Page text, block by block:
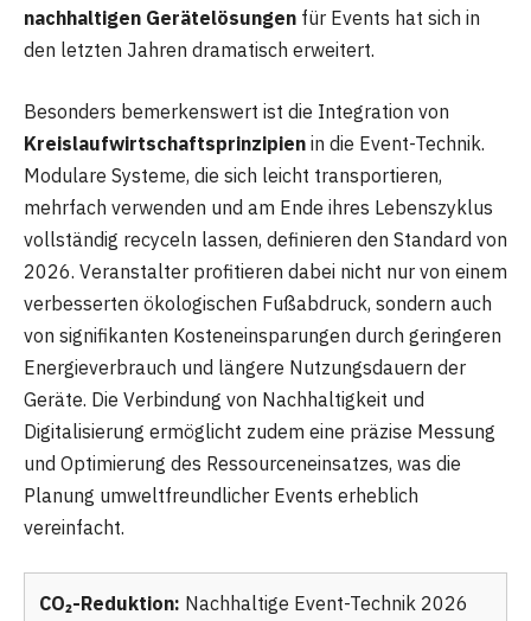
nachhaltigen Gerätelösungen für Events hat sich in
den letzten Jahren dramatisch erweitert.
Besonders bemerkenswert ist die Integration von
Kreislaufwirtschaftsprinzipien in die Event-Technik.
Modulare Systeme, die sich leicht transportieren,
mehrfach verwenden und am Ende ihres Lebenszyklus
vollständig recyceln lassen, definieren den Standard von
2026. Veranstalter profitieren dabei nicht nur von einem
verbesserten ökologischen Fußabdruck, sondern auch
von signifikanten Kosteneinsparungen durch geringeren
Energieverbrauch und längere Nutzungsdauern der
Geräte. Die Verbindung von Nachhaltigkeit und
Digitalisierung ermöglicht zudem eine präzise Messung
und Optimierung des Ressourceneinsatzes, was die
Planung umweltfreundlicher Events erheblich
vereinfacht.
CO₂-Reduktion: Nachhaltige Event-Technik 2026